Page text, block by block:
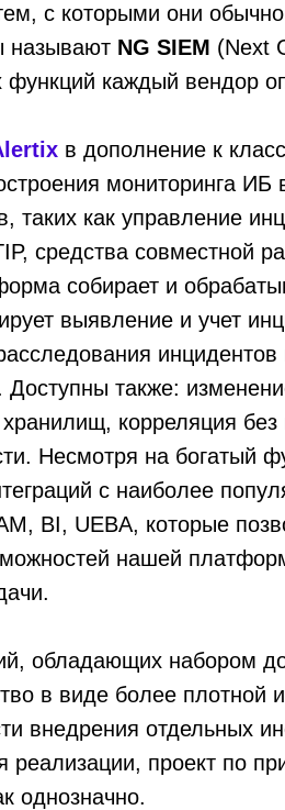
с которыми они
называют NG SIEM (Next
каждый вендор
в дополнение к
мониторинга ИБ
таких как управление
средства совместной
собирает и
выявление и учет
Доступны также:
корреляция без
Несмотря на богатый
с наиболее
BI, UEBA, которые
нашей
обладающих набором
в виде более плотной
внедрения отдельных
реализации, проект по
однозначно.